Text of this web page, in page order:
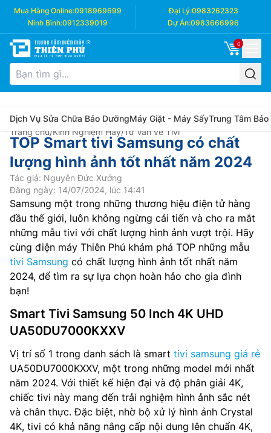
Mua Hàng Online:0918969699 Đại Lý:0983262323
Ninh Bình:0912339019 Dự Án:0983666996
0
Dịch Vụ Sửa Chữa Bảo DưỡngMáy Giặt - Máy SấyTrung Tâm Bảo
Trang chủ/Kinh Nghiệm Hay/Tư Vấn về Tivi
TOP Smart tivi Samsung có chất
lượng hình ảnh tốt nhất năm 2024
Tác giả: Nguyễn Đức Xướng
Đăng ngày: 14/07/2024, lúc 14:41
Samsung một trong những thương hiệu điện tử hàng
đầu thế giới, luôn không ngừng cải tiến và cho ra mắt
những mẫu tivi với chất lượng hình ảnh vượt trội. Hãy
cùng điện máy Thiên Phú khám phá TOP những mẫu
tivi Samsung có chất lượng hình ảnh tốt nhất năm
2024, để tìm ra sự lựa chọn hoàn hảo cho gia đình
bạn!
Smart Tivi Samsung 50 Inch 4K UHD
UA50DU7000KXXV
Vị trí số 1 trong danh sách là smart tivi samsung giá rẻ
UA50DU7000KXXV, một trong những model mới nhất
năm 2024. Với thiết kế hiện đại và độ phân giải 4K,
chiếc tivi này mang đến trải nghiệm hình ảnh sắc nét
và chân thực. Đặc biệt, nhờ bộ xử lý hình ảnh Crystal
4K, tivi có khả năng nâng cấp nội dung lên chuẩn 4K,